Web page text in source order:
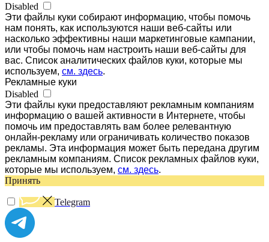
Disabled
Эти файлы куки собирают информацию, чтобы помочь
нам понять, как используются наши веб-сайты или
насколько эффективны наши маркетинговые кампании,
или чтобы помочь нам настроить наши веб-сайты для
вас. Список аналитических файлов куки, которые мы
используем, см. здесь.
Рекламные куки
Disabled
Эти файлы куки предоставляют рекламным компаниям
информацию о вашей активности в Интернете, чтобы
помочь им предоставлять вам более релевантную
онлайн-рекламу или ограничивать количество показов
рекламы. Эта информация может быть передана другим
рекламным компаниям. Список рекламных файлов куки,
которые мы используем, см. здесь.
Принять
Telegram